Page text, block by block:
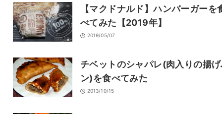
【マクドナルド】ハンバーガーを
べてみた【2019年】
2019/05/07
チベットのシャパレ(肉入りの揚
ン)を食べてみた
2013/10/15